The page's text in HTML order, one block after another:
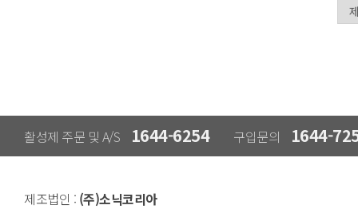
활성제 주문 및 A/S 1644-6254 구입문의 1644-
제조법인 : (주)소닉코리아